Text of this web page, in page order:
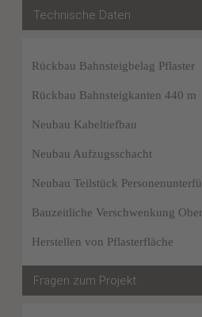
Technische Daten
Rückbau Bahnsteigbelag Pflaster
Rückbau Bahnsteigkanten 440 m
Neubau Kabeltiefbau
Neubau Aufzugsschacht
Neubau Teilstück
Bauzeitliche Verschwenkung
Herstellen von Pflasterfläche
Fragen zum Projekt